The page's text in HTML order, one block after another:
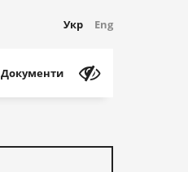
Укр Eng
Документи